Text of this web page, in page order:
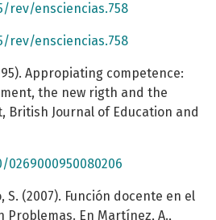
rev/ensciencias.758
rev/ensciencias.758
Appropiating competence:
the new rigth and the
British Journal of Education and
S. (2007). Función docente en el
Problemas. En Martínez, A.,